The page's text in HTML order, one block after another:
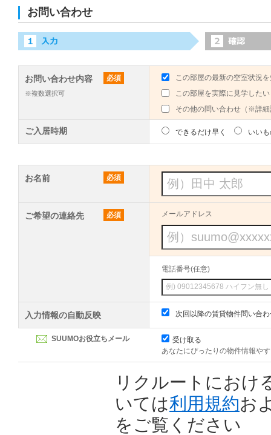
お問い合わせ
お問い合わせ内容 必須
※複数選択可
この部屋の最新の空室状況
この部屋を実際に見学したい
その他の問い合わせ（※詳
ご入居時期 できるだけ早く いい
お名前 必須
ご希望の連絡先 必須 メールアドレス
電話番号(任意)
入力情報の自動反映 次回以降の賃貸物件問い合
SUUMOお役立ちメール
受け取る
あなたにぴったりの物件情報や
リクルートにおけ
いては利用規約お
をご覧ください